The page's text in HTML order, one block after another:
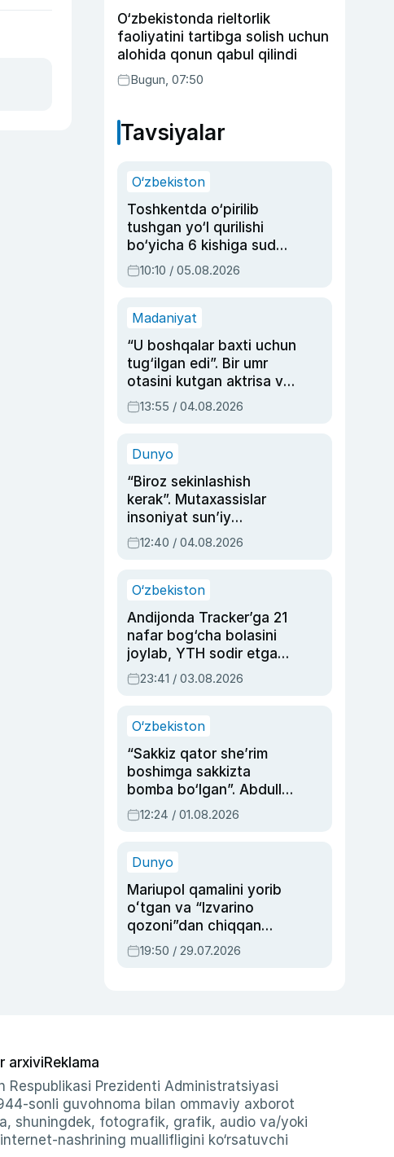
O‘zbekistonda rieltorlik
faoliyatini tartibga solish uchun
alohida qonun qabul qilindi
Bugun, 07:50
Tavsiyalar
O‘zbekiston
Toshkentda o‘pirilib
tushgan yo‘l qurilishi
bo‘yicha 6 kishiga sud
hukmi o‘qildi
10:10 / 05.08.2026
Madaniyat
“U boshqalar baxti uchun
tug‘ilgan edi”. Bir umr
otasini kutgan aktrisa va
dublyaj ustasi Rimma
Ahmedovaning
13:55 / 04.08.2026
Dunyo
“Biroz sekinlashish
kerak”. Mutaxassislar
insoniyat sun’iy
intellektni boshqara
olmay qolishidan xavotir
12:40 / 04.08.2026
O‘zbekiston
Andijonda Tracker’ga 21
nafar bog‘cha bolasini
joylab, YTH sodir etgan
ayolga sud hukmi o‘qildi
23:41 / 03.08.2026
O‘zbekiston
“Sakkiz qator she’rim
boshimga sakkizta
bomba bo‘lgan”. Abdulla
Oripovni siyosiy
ayblovlardan asrab
12:24 / 01.08.2026
Dunyo
Mariupol qamalini yorib
oʻtgan va “Izvarino
qozoni”dan chiqqan
qahramon — Ukraina
armiyasi bosh
19:50 / 29.07.2026
arxiviReklama
Respublikasi Prezidenti Administratsiyasi
sonli guvohnoma bilan ommaviy axborot
shuningdek, fotografik, grafik, audio va/yoki
nashrining muallifligini ko‘rsatuvchi